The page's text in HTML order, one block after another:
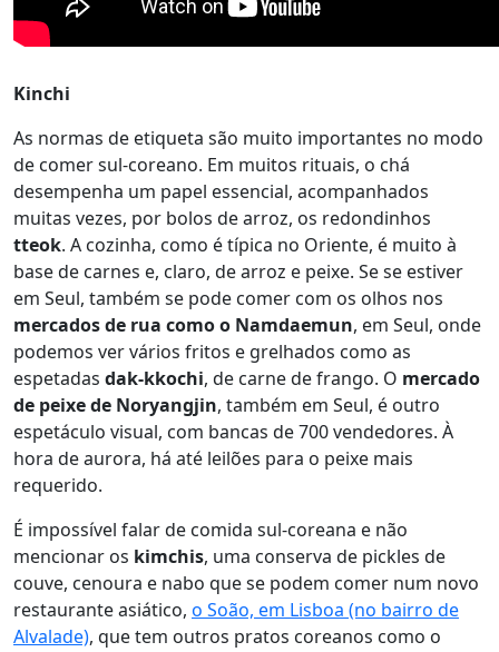
Kinchi
As normas de etiqueta são muito importantes no modo
de comer sul-coreano. Em muitos rituais, o chá
desempenha um papel essencial, acompanhados
muitas vezes, por bolos de arroz, os redondinhos
tteok. A cozinha, como é típica no Oriente, é muito à
base de carnes e, claro, de arroz e peixe. Se se estiver
em Seul, também se pode comer com os olhos nos
mercados de rua como o Namdaemun, em Seul, onde
podemos ver vários fritos e grelhados como as
espetadas dak-kkochi, de carne de frango. O mercado
de peixe de Noryangjin, também em Seul, é outro
espetáculo visual, com bancas de 700 vendedores. À
hora de aurora, há até leilões para o peixe mais
requerido.
É impossível falar de comida sul-coreana e não
mencionar os kimchis, uma conserva de pickles de
couve, cenoura e nabo que se podem comer num novo
restaurante asiático, o Soão, em Lisboa (no bairro de
Alvalade), que tem outros pratos coreanos como o